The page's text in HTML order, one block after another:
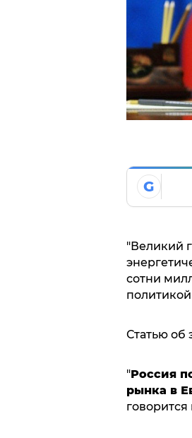
G
"Великий
сотни
Статью об
"Россия
рынка в
говорится